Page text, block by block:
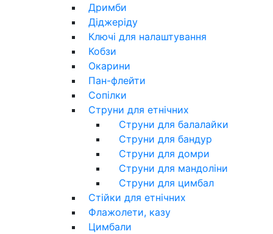
Дримби
Діджеріду
Ключі для налаштування
Кобзи
Окарини
Пан-флейти
Сопілки
Струни для етнічних
Струни для балалайки
Струни для бандур
Струни для домри
Струни для мандоліни
Струни для цимбал
Стійки для етнічних
Флажолети, казу
Цимбали